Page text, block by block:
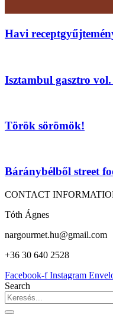
Havi
Isztambul gasztro
Török sörömök!
Báránybélből street
CONTACT
Tóth Ágnes
nargourmet.hu@gmail.com
+36 30 640 2528
Facebook-f Instagram
Search